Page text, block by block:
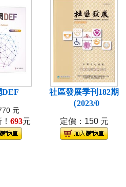
DEF
元
693元
社區發展季刊182期
（2023/0
定價：150 元